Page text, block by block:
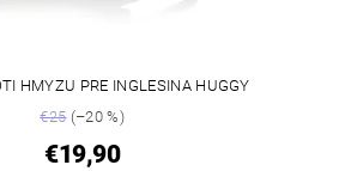
HMYZU PRE INGLESINA HUGGY
€25(–20 %)
€19,90